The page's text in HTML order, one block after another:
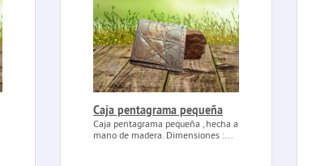
Caja pentagrama pequeña
Caja pentagrama pequeña , hecha a
mano de madera. Dimensiones :...